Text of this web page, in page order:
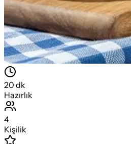
20 dk
Hazırlık
4
Kişilik